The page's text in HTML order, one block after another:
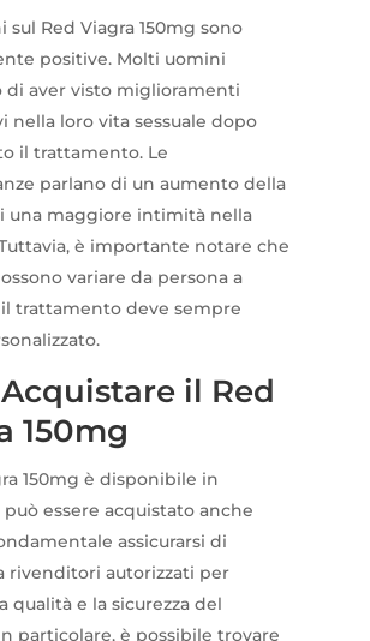
sul Red Viagra 150mg sono
positive. Molti uomini
di aver visto miglioramenti
nella loro vita sessuale dopo
il trattamento. Le
parlano di un aumento della
una maggiore intimità nella
è importante notare che
variare da persona a
trattamento deve sempre
il Red
150mg
150mg è disponibile in
essere acquistato anche
assicurarsi di
rivenditori autorizzati per
qualità e la sicurezza del
particolare, è possibile trovare